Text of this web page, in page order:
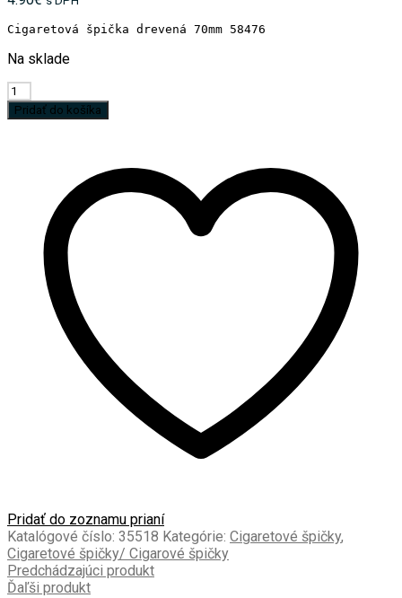
Cigaretová špička drevená 70mm 58476
Na sklade
množstvo
Cigaretová
špička
Pridať do košíka
Pridať do zoznamu prianí
Katalógové číslo: 35518 Kategórie: Cigaretové špičky,
Cigaretové špičky/ Cigarové špičky
Predchádzajúci produkt
Ďaľši produkt